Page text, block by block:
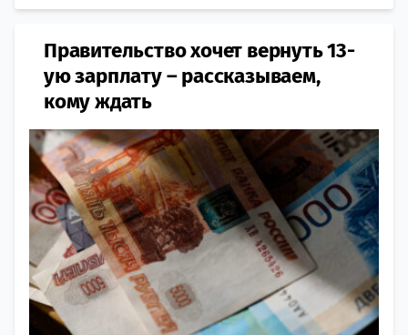
Правительство хочет вернуть 13-
ую зарплату – рассказываем,
кому ждать